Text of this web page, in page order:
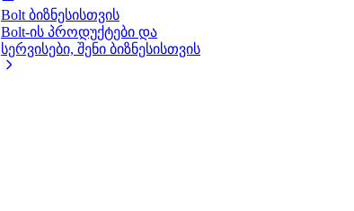
Bolt ბიზნესისთვის
Bolt-ის პროდუქტები და
სერვისები, შენი ბიზნესისთვის